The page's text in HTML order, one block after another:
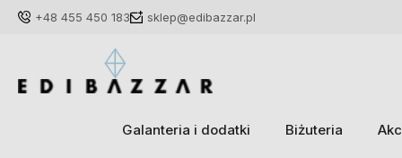
+48 455 450 183 sklep@edibazzar.pl
Galanteria i dodatki Biżuteria